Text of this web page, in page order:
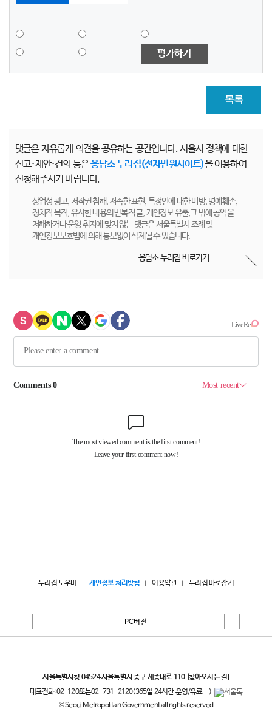
평가하기
목록
댓글은 자유롭게 의견을 공유하는 공간입니다. 서울시 정책에 대한
신고·제안·건의 등은응답소 누리집(전자민원사이트)을 이용하여
신청해주시기 바랍니다.
상업성 광고, 저작권 침해, 저속한 표현, 특정인에 대한 비방, 명예훼손,
정치적 목적, 유사한 내용의 반복적 글, 개인정보 유출,그 밖에 공익을
저해하거나 운영 취지에 맞지 않는 댓글은 서울특별시 조례 및
개인정보보호법에 의해 통보없이 삭제될 수 있습니다.
응답소 누리집 바로가기
누리집 도우미 개인정보 처리방침 이용약관 누리집 바로잡기
PC버전
서울특별시청 04524 서울특별시 중구 세종대로 110 [찾아오시는 길]
대표전화:02-120또는02-731-2120(365일 24시간 운영/유료
)
© Seoul Metropolitan Government all rights reserved